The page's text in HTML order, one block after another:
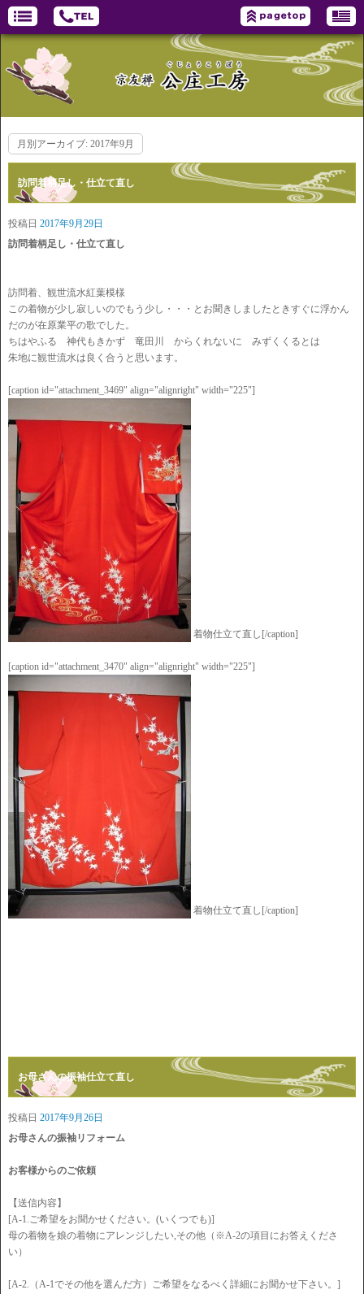
月別アーカイブ: 2017年9月
訪問着柄足し・仕立て直し
投稿日 2017年9月29日
訪問着柄足し・仕立て直し
訪問着、観世流水紅葉模様
この着物が少し寂しいのでもう少し・・・とお聞きしましたときすぐに浮かん
だのが在原業平の歌でした。
ちはやふる 神代もきかず 竜田川 からくれないに みずくくるとは
朱地に観世流水は良く合うと思います。
[caption id="attachment_3469" align="alignright" width="225"]
着物仕立て直し[/caption]
[caption id="attachment_3470" align="alignright" width="225"]
着物仕立て直し[/caption]
お母さんの振袖仕立て直し
投稿日 2017年9月26日
お母さんの振袖リフォーム
お客様からのご依頼
【送信内容】
[A-1.ご希望をお聞かせください。(いくつでも)]
母の着物を娘の着物にアレンジしたい,その他（※A-2の項目にお答えくださ
い）
[A-2.（A-1でその他を選んだ方）ご希望をなるべく詳細にお聞かせ下さい。]